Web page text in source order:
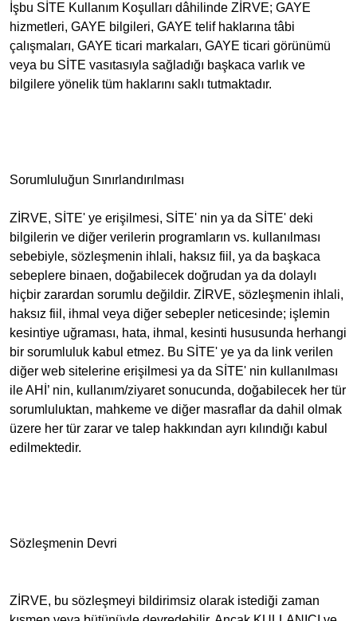
İşbu SİTE Kullanım Koşulları dâhilinde ZİRVE; GAYE
hizmetleri, GAYE bilgileri, GAYE telif haklarına tâbi
çalışmaları, GAYE ticari markaları, GAYE ticari görünümü
veya bu SİTE vasıtasıyla sağladığı başkaca varlık ve
bilgilere yönelik tüm haklarını saklı tutmaktadır.
Sorumluluğun Sınırlandırılması
ZİRVE, SİTE' ye erişilmesi, SİTE' nin ya da SİTE' deki
bilgilerin ve diğer verilerin programların vs. kullanılması
sebebiyle, sözleşmenin ihlali, haksız fiil, ya da başkaca
sebeplere binaen, doğabilecek doğrudan ya da dolaylı
hiçbir zarardan sorumlu değildir. ZİRVE, sözleşmenin ihlali,
haksız fiil, ihmal veya diğer sebepler neticesinde; işlemin
kesintiye uğraması, hata, ihmal, kesinti hususunda herhangi
bir sorumluluk kabul etmez. Bu SİTE' ye ya da link verilen
diğer web sitelerine erişilmesi ya da SİTE' nin kullanılması
ile AHİ’ nin, kullanım/ziyaret sonucunda, doğabilecek her tür
sorumluluktan, mahkeme ve diğer masraflar da dahil olmak
üzere her tür zarar ve talep hakkından ayrı kılındığı kabul
edilmektedir.
Sözleşmenin Devri
ZİRVE, bu sözleşmeyi bildirimsiz olarak istediği zaman